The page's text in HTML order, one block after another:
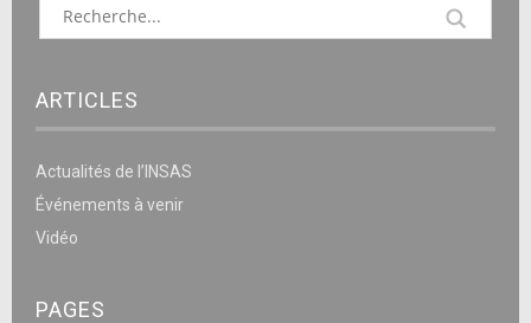
ARTICLES
Actualités de l’INSAS
Événements à venir
Vidéo
PAGES